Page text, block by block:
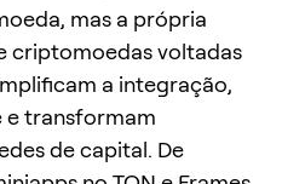
mas a própria
criptomoedas voltadas
a integração,
e transformam
de capital. De